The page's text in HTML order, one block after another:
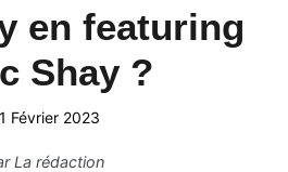
en featuring
Shay ?
Février 2023
La rédaction